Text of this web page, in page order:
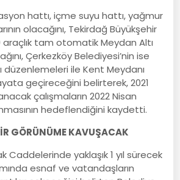
hattı, içme suyu hattı, yağmur
olacağını, Tekirdağ Büyükşehir
araçlık tam otomatik Meydan Altı
Çerkezköy Belediyesi’nin ise
düzenlemeleri ile Kent Meydanı
geçireceğini belirterek, 2021
çalışmaların 2022 Nisan
hedeflendiğini kaydetti.
GÖRÜNÜME KAVUŞACAK
Caddelerinde yaklaşık 1 yıl sürecek
esnaf ve vatandaşların